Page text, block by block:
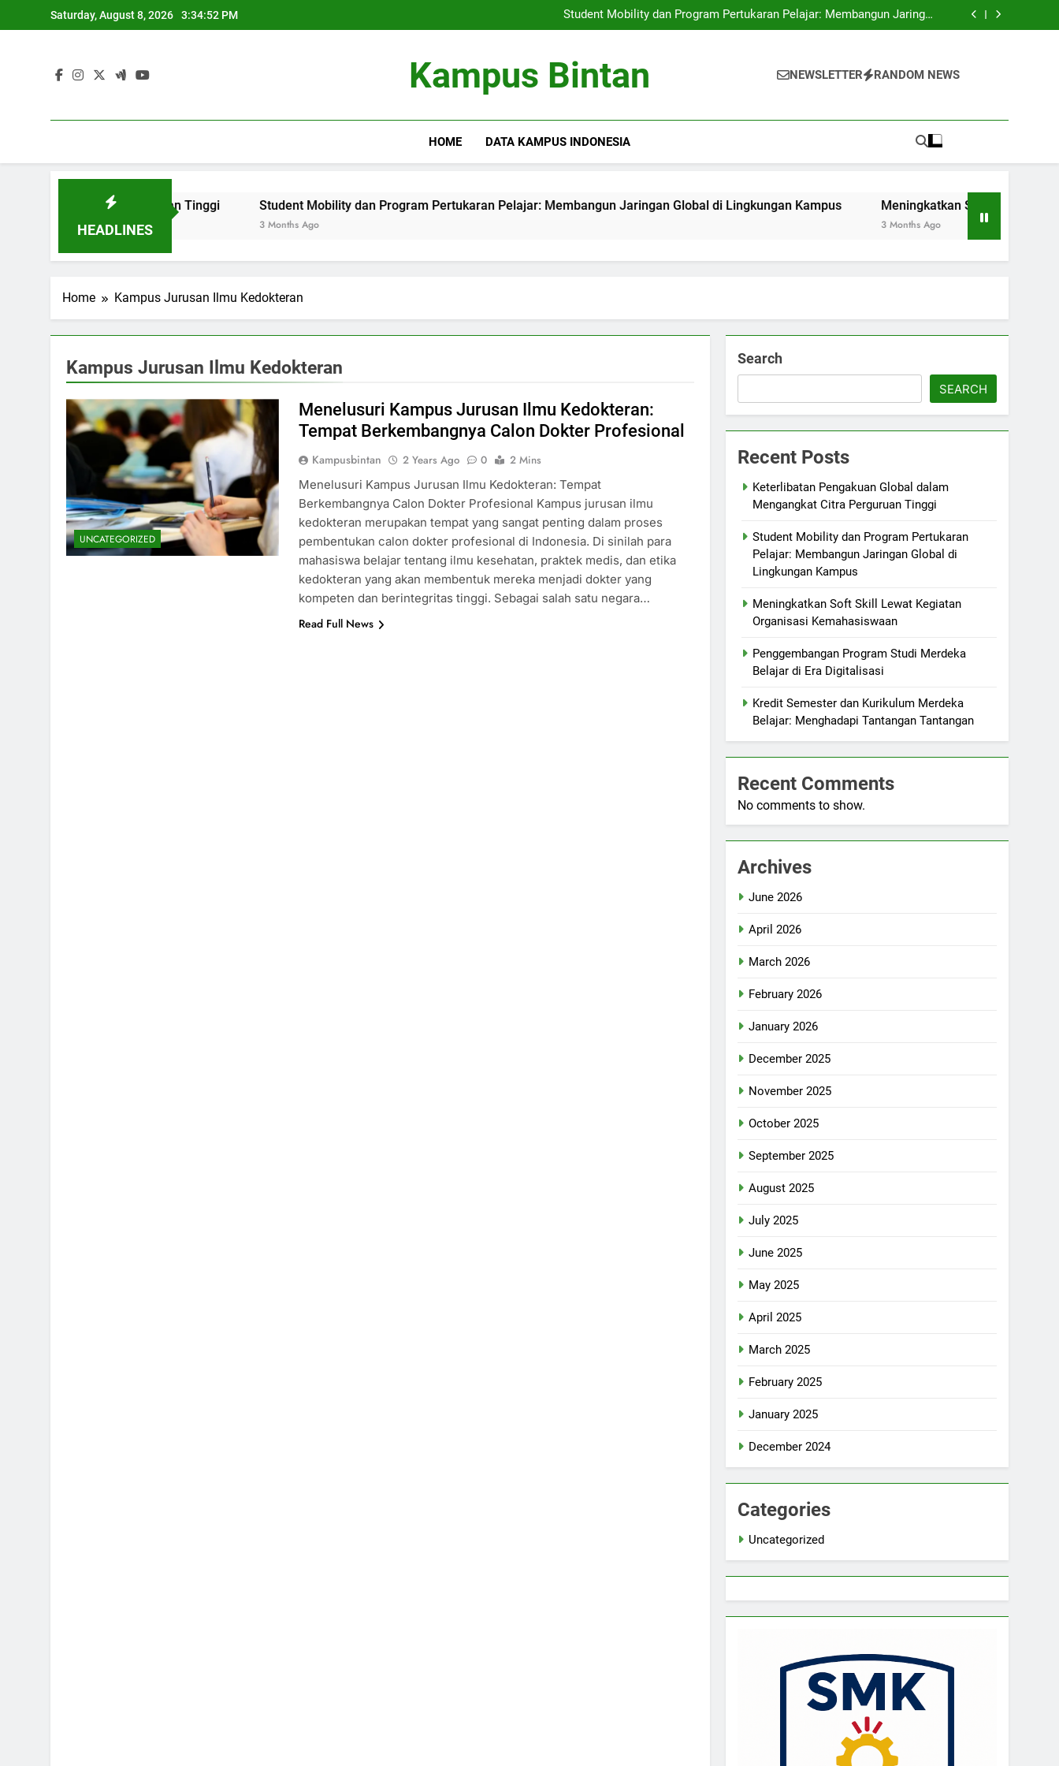
to
Saturday, August 8, 2026 3:34:52 PM
Student Mobility dan Program Pertukaran Pelajar: Membangun Jaringan
Global di Lingkungan Kampus
Meningkatkan Soft Skill Lewat Kegiatan Organisasi Kemahasiswaan
Student Mobility dan Program Pertukaran Pelajar: Membangun Jaringan
Global di Lingkungan Kampus
Meningkatkan Soft Skill Lewat Kegiatan Organisasi Kemahasiswaan
Kampus Bintan NEWSLETTER RANDOM NEWS
HOME DATA KAMPUS INDONESIA
HEADLINES
Citra Perguruan Tinggi Student Mobility dan Program Pertukaran Pelajar: Membangun Jaringan Global di Lingkungan Kampus
3 Months Ago
Meningkatkan Soft Skill Lewat
3 Months Ago
Home Kampus Jurusan Ilmu Kedokteran
Kampus Jurusan Ilmu Kedokteran
UNCATEGORIZED
Menelusuri Kampus Jurusan Ilmu Kedokteran:
Tempat Berkembangnya Calon Dokter Profesional
Kampusbintan 2 Years Ago 0
2 Mins
Menelusuri Kampus Jurusan Ilmu Kedokteran: Tempat
Berkembangnya Calon Dokter Profesional Kampus jurusan ilmu
kedokteran merupakan tempat yang sangat penting dalam proses
pembentukan calon dokter profesional di Indonesia. Di sinilah para
mahasiswa belajar tentang ilmu kesehatan, praktek medis, dan etika
kedokteran yang akan membentuk mereka menjadi dokter yang
kompeten dan berintegritas tinggi. Sebagai salah satu negara…
Read Full News
Search
SEARCH
Recent Posts
Keterlibatan Pengakuan Global dalam
Mengangkat Citra Perguruan Tinggi
Student Mobility dan Program Pertukaran
Pelajar: Membangun Jaringan Global di
Lingkungan Kampus
Meningkatkan Soft Skill Lewat Kegiatan
Organisasi Kemahasiswaan
Penggembangan Program Studi Merdeka
Belajar di Era Digitalisasi
Kredit Semester dan Kurikulum Merdeka
Belajar: Menghadapi Tantangan Tantangan
Recent Comments
No comments to show.
Archives
June 2026
April 2026
March 2026
February 2026
January 2026
December 2025
November 2025
October 2025
September 2025
August 2025
July 2025
June 2025
May 2025
April 2025
March 2025
February 2025
January 2025
December 2024
Categories
Uncategorized